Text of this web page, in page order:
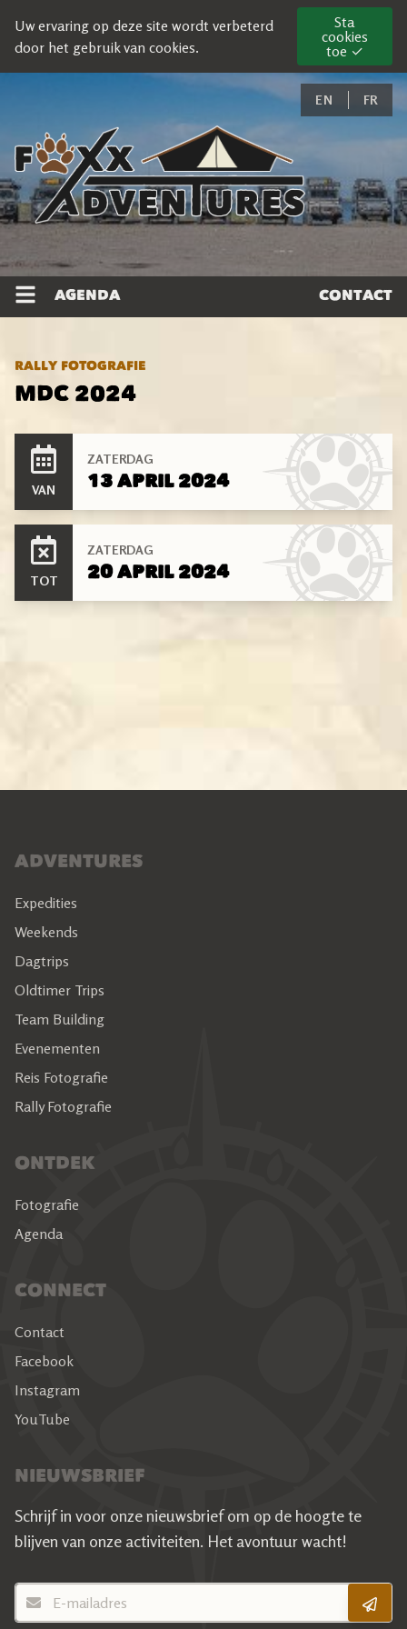
Uw ervaring op deze site wordt verbeterd
door het gebruik van cookies.
Sta
cookies
toe ✓
EN FR
AGENDA CONTACT
RALLY FOTOGRAFIE
MDC 2024
VAN
ZATERDAG
13 APRIL 2024
TOT
ZATERDAG
20 APRIL 2024
ADVENTURES
Expedities
Weekends
Dagtrips
Oldtimer Trips
Team Building
Evenementen
Reis Fotografie
Rally Fotografie
ONTDEK
Fotografie
Agenda
CONNECT
Contact
Facebook
Instagram
YouTube
NIEUWSBRIEF
Schrijf in voor onze nieuwsbrief om op de hoogte te
blijven van onze activiteiten. Het avontuur wacht!
E-mailadres